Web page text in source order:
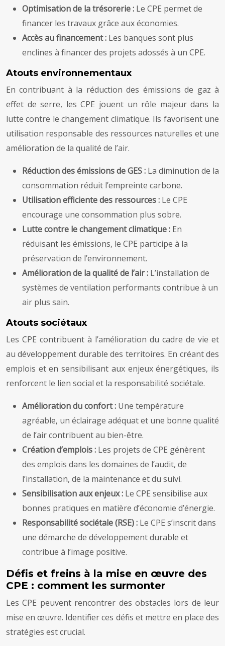
Optimisation de la trésorerie : Le CPE permet de
financer les travaux grâce aux économies.
Accès au financement : Les banques sont plus
enclines à financer des projets adossés à un CPE.
Atouts environnementaux
En contribuant à la réduction des émissions de gaz à
effet de serre, les CPE jouent un rôle majeur dans la
lutte contre le changement climatique. Ils favorisent une
utilisation responsable des ressources naturelles et une
amélioration de la qualité de l’air.
Réduction des émissions de GES : La diminution de la
consommation réduit l’empreinte carbone.
Utilisation efficiente des ressources : Le CPE
encourage une consommation plus sobre.
Lutte contre le changement climatique : En
réduisant les émissions, le CPE participe à la
préservation de l’environnement.
Amélioration de la qualité de l’air : L’installation de
systèmes de ventilation performants contribue à un
air plus sain.
Atouts sociétaux
Les CPE contribuent à l’amélioration du cadre de vie et
au développement durable des territoires. En créant des
emplois et en sensibilisant aux enjeux énergétiques, ils
renforcent le lien social et la responsabilité sociétale.
Amélioration du confort : Une température
agréable, un éclairage adéquat et une bonne qualité
de l’air contribuent au bien-être.
Création d’emplois : Les projets de CPE génèrent
des emplois dans les domaines de l’audit, de
l’installation, de la maintenance et du suivi.
Sensibilisation aux enjeux : Le CPE sensibilise aux
bonnes pratiques en matière d’économie d’énergie.
Responsabilité sociétale (RSE) : Le CPE s’inscrit dans
une démarche de développement durable et
contribue à l’image positive.
Défis et freins à la mise en œuvre des
CPE : comment les surmonter
Les CPE peuvent rencontrer des obstacles lors de leur
mise en œuvre. Identifier ces défis et mettre en place des
stratégies est crucial.